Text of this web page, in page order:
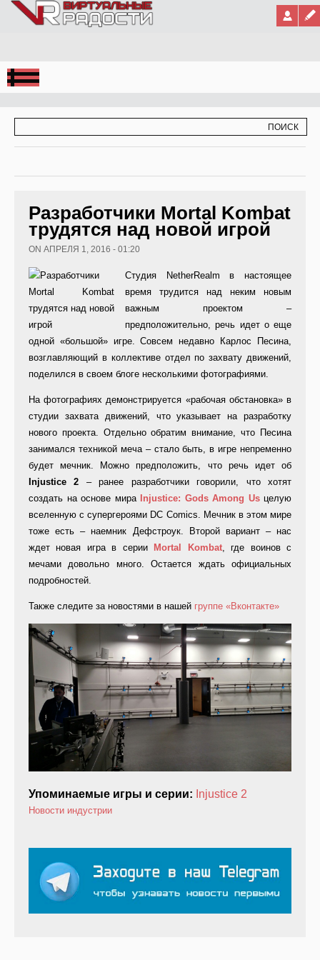
Jump to Navigation
Разработчики Mortal Kombat
трудятся над новой игрой
ON АПРЕЛЯ 1, 2016 - 01:20
Студия NetherRealm в настоящее
время трудится над неким новым
важным проектом –
предположительно, речь идет о еще
одной «большой» игре. Совсем недавно Карлос Песина,
возглавляющий в коллективе отдел по захвату движений,
поделился в своем блоге несколькими фотографиями.
На фотографиях демонстрируется «рабочая обстановка» в
студии захвата движений, что указывает на разработку
нового проекта. Отдельно обратим внимание, что Песина
занимался техникой меча – стало быть, в игре непременно
будет мечник. Можно предположить, что речь идет об
Injustice 2 – ранее разработчики говорили, что хотят
создать на основе мира Injustice: Gods Among Us целую
вселенную с супергероями DC Comics. Мечник в этом мире
тоже есть – наемник Дефстроук. Второй вариант – нас
ждет новая игра в серии
Mortal Kombat, где воинов с
мечами довольно много. Остается ждать официальных
подробностей.
Также следите за новостями в нашей группе «Вконтакте»
Упоминаемые игры и серии: Injustice 2
Новости индустрии